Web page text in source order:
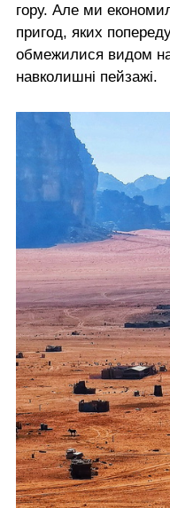
гору. Але ми
пригод, яких
обмежилися видом на
навколишні пейзажі.